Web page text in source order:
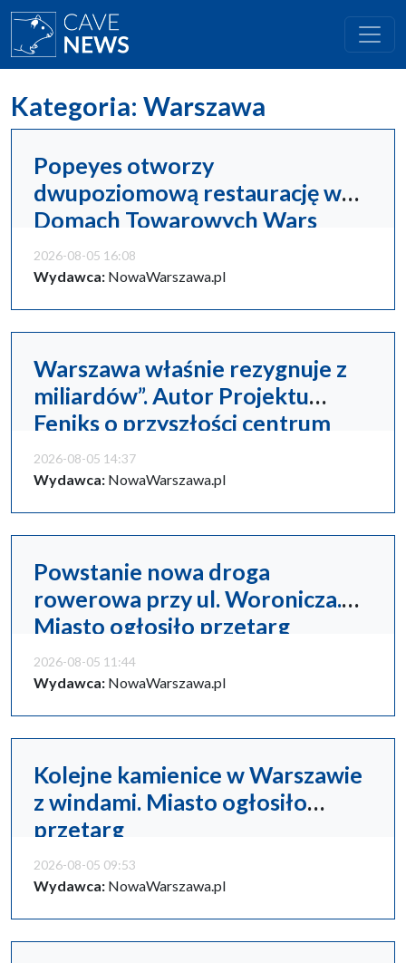
Kategoria: Warszawa
Popeyes otworzy
dwupoziomową restaurację w
Domach Towarowych Wars
Sawa Junior
2026-08-05 16:08
Wydawca: NowaWarszawa.pl
Warszawa właśnie rezygnuje z
miliardów”. Autor Projektu
Feniks o przyszłości centrum
miasta
2026-08-05 14:37
Wydawca: NowaWarszawa.pl
Powstanie nowa droga
rowerowa przy ul. Woronicza.
Miasto ogłosiło przetarg
2026-08-05 11:44
Wydawca: NowaWarszawa.pl
Kolejne kamienice w Warszawie
z windami. Miasto ogłosiło
przetarg
2026-08-05 09:53
Wydawca: NowaWarszawa.pl